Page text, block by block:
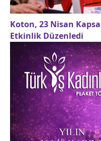
Koton, 23 Nisan
Etkinlik Düzenledi